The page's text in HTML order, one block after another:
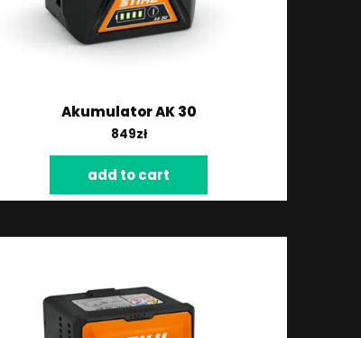
Akumulator AK 30
849zł
add to cart